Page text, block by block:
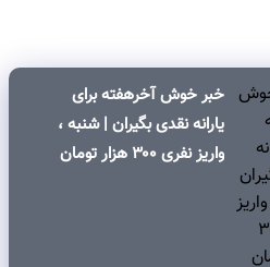
خبر خوش آخرهفته برای
یارانه نقدی بگیران | شنبه ،
واریز نفری ۳۰۰ هزار تومان